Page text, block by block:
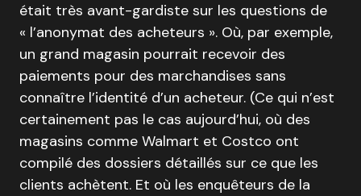
était très avant-gardiste sur les questions de
« l’anonymat des acheteurs ». Où, par exemple,
un grand magasin pourrait recevoir des
paiements pour des marchandises sans
connaître l’identité d’un acheteur. (Ce qui n’est
certainement pas le cas aujourd’hui, où des
magasins comme Walmart et Costco ont
compilé des dossiers détaillés sur ce que les
clients achètent. Et où les enquêteurs de la